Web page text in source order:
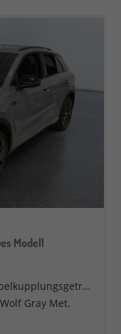
Modell
Doppelkupplungsgetriebe (DSG)
Gray Met.